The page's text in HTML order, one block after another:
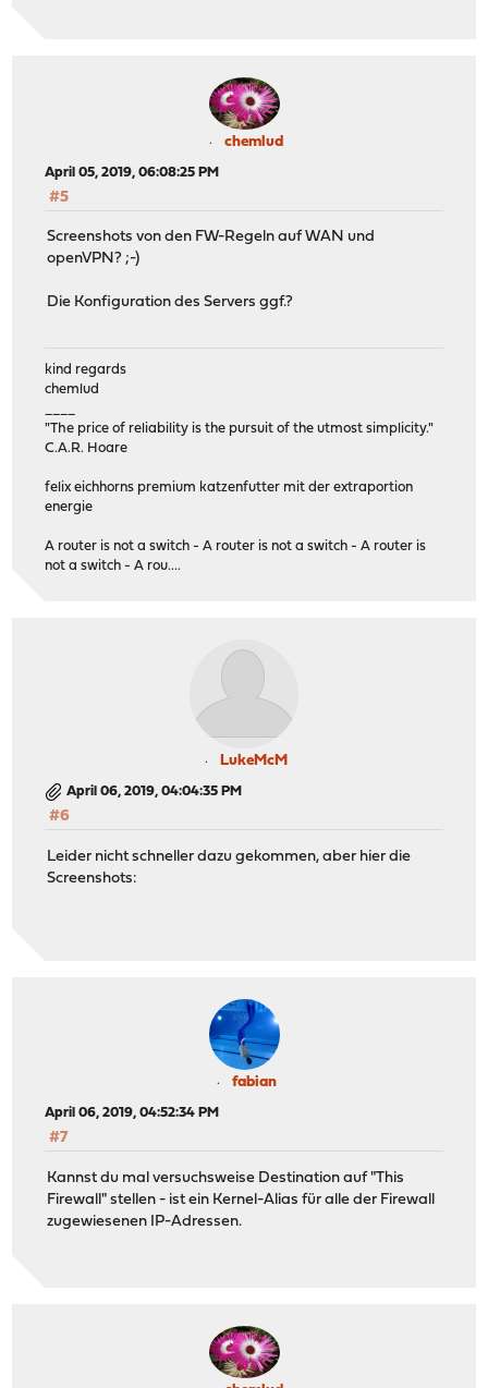
chemlud
April 05, 2019, 06:08:25 PM
#5
Screenshots von den FW-Regeln auf WAN und
openVPN? ;-)
Die Konfiguration des Servers ggf.?
kind regards
chemlud
"The price of reliability is the pursuit of the utmost simplicity."
C.A.R. Hoare
felix eichhorns premium katzenfutter mit der extraportion
energie
A router is not a switch - A router is not a switch - A router is
not a switch - A rou....
LukeMcM
April 06, 2019, 04:04:35 PM
#6
Leider nicht schneller dazu gekommen, aber hier die
Screenshots:
fabian
April 06, 2019, 04:52:34 PM
#7
Kannst du mal versuchsweise Destination auf "This
Firewall" stellen - ist ein Kernel-Alias für alle der Firewall
zugewiesenen IP-Adressen.